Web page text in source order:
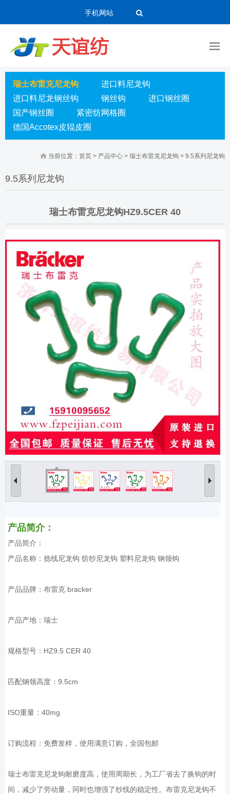
手机网站
瑞士布雷克尼龙钩
进口料尼龙钩
进口料尼龙钢丝钩
钢丝钩
进口钢丝圈
国产钢丝圈
紧密纺网格圈
德国Accotex皮辊皮圈
当前位置： 首页 > 产品中心 > 瑞士布雷克尼龙钩 > 9.5系列尼龙钩
9.5系列尼龙钩
瑞士布雷克尼龙钩HZ9.5CER 40
产品简介：
产品简介：
产品名称：捻线尼龙钩 纺纱尼龙钩 塑料尼龙钩 钢领钩
产品品牌：布雷克 bracker
产品产地：瑞士
规格型号：HZ9.5 CER 40
匹配钢领高度：9.5cm
ISO重量：40mg
订购流程：免费发样，使用满意订购，全国包邮
瑞士布雷克尼龙钩耐磨度高，使用周期长，为工厂省去了换钩的时
间，减少了劳动量，同时也增强了纱线的稳定性。布雷克尼龙钩不